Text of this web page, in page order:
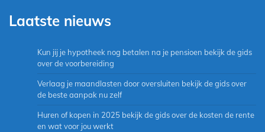
Laatste nieuws
Kun jij je hypotheek nog betalen na je pensioen bekijk de gids
over de voorbereiding
Verlaag je maandlasten door oversluiten bekijk de gids over
de beste aanpak nu zelf
Huren of kopen in 2025 bekijk de gids over de kosten de rente
en wat voor jou werkt